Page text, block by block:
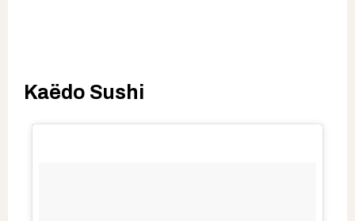
Kaëdo Sushi